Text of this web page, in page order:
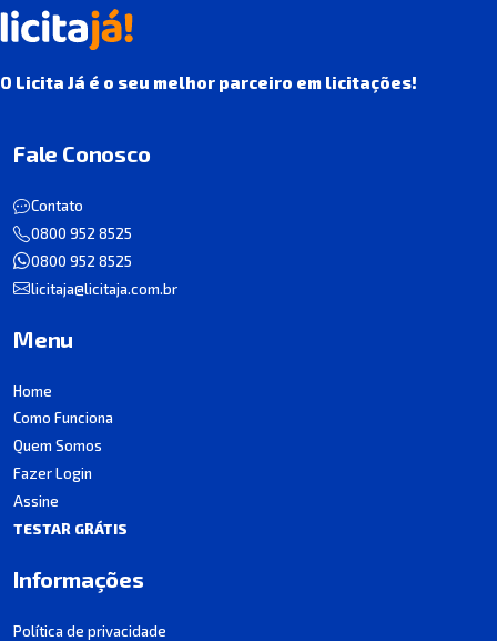
O Licita Já é o seu melhor parceiro em licitações!
Fale Conosco
Contato
0800 952 8525
0800 952 8525
licitaja@licitaja.com.br
Menu
Home
Como Funciona
Quem Somos
Fazer Login
Assine
TESTAR GRÁTIS
Informações
Política de privacidade